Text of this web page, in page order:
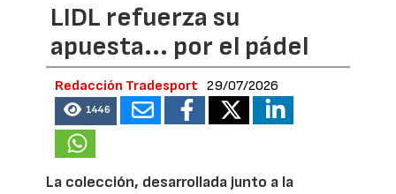
LIDL refuerza su
apuesta... por el pádel
Redacción Tradesport 29/07/2026
1446
La colección, desarrollada junto a la